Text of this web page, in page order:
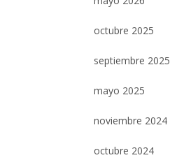
octubre 2025
septiembre 2025
mayo 2025
noviembre 2024
octubre 2024